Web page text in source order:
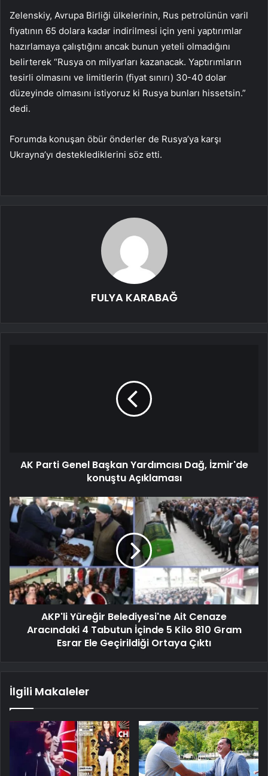
Zelenskiy, Avrupa Birliği ülkelerinin, Rus petrolünün varil
fiyatının 65 dolara kadar indirilmesi için yeni yaptırımlar
hazırlamaya çalıştığını ancak bunun yeteli olmadığını
belirterek “Rusya on milyarları kazanacak. Yaptırımların
tesirli olmasını ve limitlerin (fiyat sınırı) 30-40 dolar
düzeyinde olmasını istiyoruz ki Rusya bunları hissetsin.”
dedi.
Forumda konuşan öbür önderler de Rusya’ya karşı
Ukrayna’yı desteklediklerini söz etti.
FULYA KARABAĞ
AK Parti Genel Başkan Yardımcısı Dağ, İzmir'de
konuştu Açıklaması
AKP'li Yüreğir Belediyesi'ne Ait Cenaze
Aracındaki 4 Tabutun İçinde 5 Kilo 810 Gram
Esrar Ele Geçirildiği Ortaya Çıktı
İlgili Makaleler